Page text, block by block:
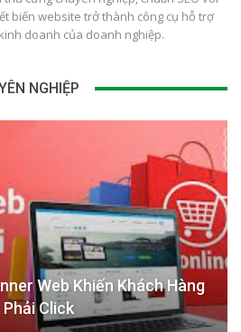
biến website trở thành công cụ hỗ trợ
doanh của doanh nghiệp.
NGHIỆP
Web Khiến Khách Hàng
Phải Click